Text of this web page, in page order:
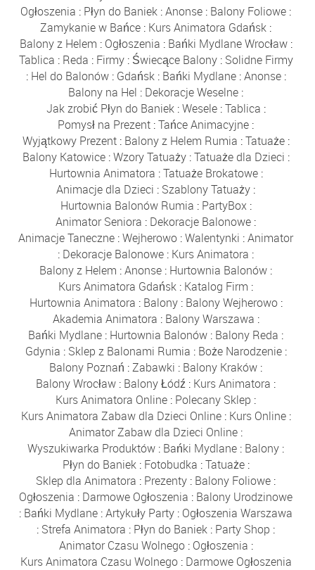
Ogłoszenia : Płyn do Baniek :Anonse : Balony Foliowe :
Zamykanie w Bańce : Kurs Animatora Gdańsk :
Balony z Helem : Ogłoszenia : Bańki Mydlane Wrocław:
Tablica : Reda : Firmy: Świecące Balony: Solidne Firmy
: Hel do Balonów: Gdańsk: Bańki Mydlane:Anonse:
Balony na Hel : Dekoracje Weselne :
Jak zrobić Płyn do Baniek:Wesele:Tablica :
Pomysł na Prezent :Tańce Animacyjne :
Wyjątkowy Prezent: Balony z Helem Rumia :Tatuaże:
Balony Katowice:Wzory Tatuaży:Tatuaże dla Dzieci :
Hurtownia Animatora :Tatuaże Brokatowe:
Animacje dla Dzieci : Szablony Tatuaży :
Hurtownia Balonów Rumia : PartyBox:
Animator Seniora : Dekoracje Balonowe :
Animacje Taneczne :Wejherowo :Walentynki :Animator
: Dekoracje Balonowe : Kurs Animatora :
Balony z Helem :Anonse : Hurtownia Balonów :
Kurs Animatora Gdańsk : Katalog Firm :
Hurtownia Animatora : Balony: Balony Wejherowo:
Akademia Animatora : Balony Warszawa :
Bańki Mydlane : Hurtownia Balonów : Balony Reda :
Gdynia : Sklep z Balonami Rumia : Boże Narodzenie:
Balony Poznań :Zabawki : Balony Kraków :
Balony Wrocław : Balony Łódź : Kurs Animatora :
Kurs Animatora Online : Polecany Sklep :
Kurs Animatora Zabaw dla Dzieci Online: Kurs Online:
Animator Zabaw dla Dzieci Online :
Wyszukiwarka Produktów : Bańki Mydlane : Balony :
Płyn do Baniek: Fotobudka :Tatuaże:
Sklep dla Animatora : Prezenty : Balony Foliowe :
Ogłoszenia : Darmowe Ogłoszenia : Balony Urodzinowe
: Bańki Mydlane :Artykuły Party : Ogłoszenia Warszawa
: Strefa Animatora : Płyn do Baniek : Party Shop :
Animator Czasu Wolnego: Ogłoszenia :
Kurs Animatora Czasu Wolnego: Darmowe Ogłoszenia